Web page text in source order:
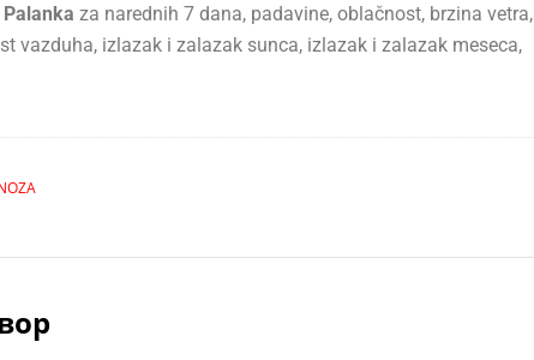
za narednih 7 dana, padavine, oblačnost, brzina vetra,
vazduha, izlazak i zalazak sunca, izlazak i zalazak meseca,